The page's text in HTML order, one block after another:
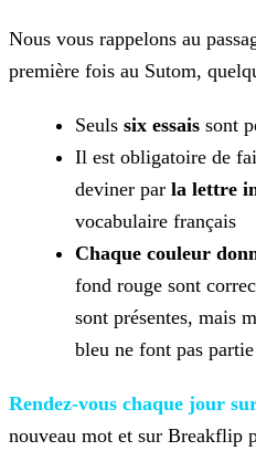
Nous vous rappelons au
première fois au Sutom,
Seuls six essais sont
Il est obligatoire de
deviner par la lettre
vocabulaire français
Chaque couleur
fond rouge sont
sont présentes, mais
bleu ne font pas
Rendez-vous chaque jour
nouveau mot et sur Breakflip